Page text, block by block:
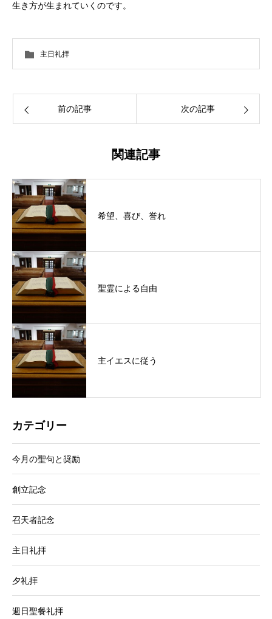
生き方が生まれていくのです。
主日礼拝
前の記事 次の記事
関連記事
希望、喜び、誉れ
聖霊による自由
主イエスに従う
カテゴリー
今月の聖句と奨励
創立記念
召天者記念
主日礼拝
夕礼拝
週日聖餐礼拝